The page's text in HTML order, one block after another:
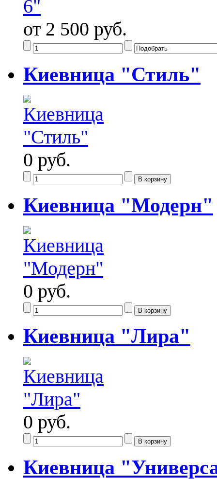
от 2 500 руб.
Киевница "Стиль"
0 руб.
Киевница "Модерн"
0 руб.
Киевница "Лира"
0 руб.
Киевница